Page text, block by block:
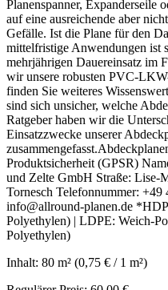
Planenspanner, Expanderseile
auf eine ausreichende aber
Gefälle. Ist die Plane für den
mittelfristige Anwendungen ist
mehrjährigen Dauereinsatz im
wir unsere robusten PVC-
finden Sie weiteres
sind sich unsicher, welche
Ratgeber haben wir die
Einsatzzwecke unserer
Produktsicherheit (GPSR)
und Zelte GmbH Straße: Lise-
Tornesch Telefonnummer:
info@allround-planen.de
Polyethylen) | LDPE: Weich-
Polyethylen)
Inhalt: 80 m² (0,75 € / 1 m²)